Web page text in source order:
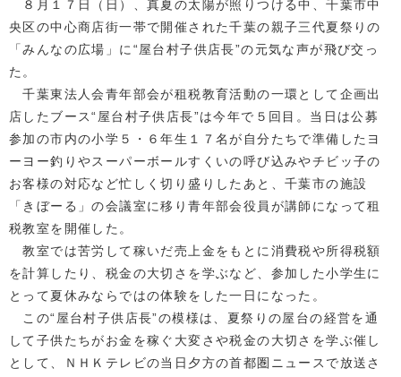
８月１７日（日）、真夏の太陽が照りつける中、千葉市中
央区の中心商店街一帯で開催された千葉の親子三代夏祭りの
「みんなの広場」に“屋台村子供店長”の元気な声が飛び交っ
た。
千葉東法人会青年部会が租税教育活動の一環として企画出
店したブース“屋台村子供店長”は今年で５回目。当日は公募
参加の市内の小学５・６年生１７名が自分たちで準備したヨ
ーヨー釣りやスーパーボールすくいの呼び込みやチビッ子の
お客様の対応など忙しく切り盛りしたあと、千葉市の施設
「きぼーる」の会議室に移り青年部会役員が講師になって租
税教室を開催した。
教室では苦労して稼いだ売上金をもとに消費税や所得税額
を計算したり、税金の大切さを学ぶなど、参加した小学生に
とって夏休みならではの体験をした一日になった。
この“屋台村子供店長”の模様は、夏祭りの屋台の経営を通
して子供たちがお金を稼ぐ大変さや税金の大切さを学ぶ催し
として、ＮＨＫテレビの当日夕方の首都圏ニュースで放送さ